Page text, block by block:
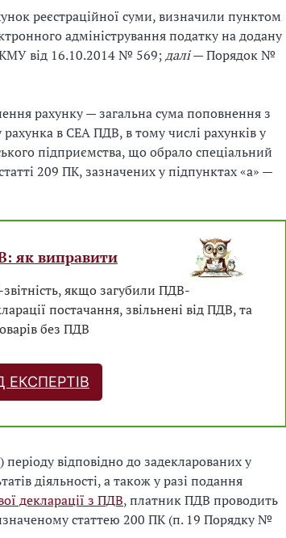
реєстраційної суми, визначили пунктом
адміністрування податку на додану
КМУ від 16.10.2014 № 569;далі— Порядок №
рахунку — загальна сума поповнення з
в СЕА ПДВ, в тому числі рахунків у
підприємства, що обрало спеціальний
209 ПК, зазначених у підпунктах «а» —
як виправити
якщо загубили ПДВ-
постачання, звільнені від ПДВ, та
без ПДВ
ЕКСПЕРТІВ
відповідно до задекларованих у
діяльності, а також у разі подання
декларації з ПДВ, платник ПДВ проводить
статтею 200 ПК (п. 19 Порядку №